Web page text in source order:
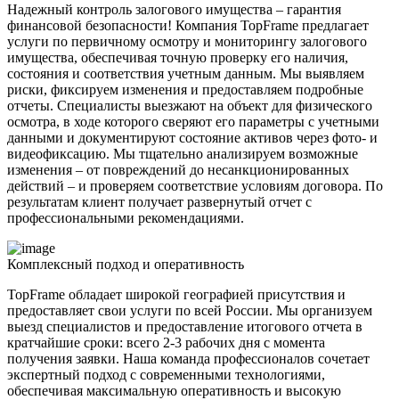
Надежный контроль залогового имущества – гарантия
финансовой безопасности! Компания TopFrame предлагает
услуги по первичному осмотру и мониторингу залогового
имущества, обеспечивая точную проверку его наличия,
состояния и соответствия учетным данным. Мы выявляем
риски, фиксируем изменения и предоставляем подробные
отчеты. Специалисты выезжают на объект для физического
осмотра, в ходе которого сверяют его параметры с учетными
данными и документируют состояние активов через фото- и
видеофиксацию. Мы тщательно анализируем возможные
изменения – от повреждений до несанкционированных
действий – и проверяем соответствие условиям договора. По
результатам клиент получает развернутый отчет с
профессиональными рекомендациями.
Комплексный подход и оперативность
TopFrame обладает широкой географией присутствия и
предоставляет свои услуги по всей России. Мы организуем
выезд специалистов и предоставление итогового отчета в
кратчайшие сроки: всего 2-3 рабочих дня с момента
получения заявки. Наша команда профессионалов сочетает
экспертный подход с современными технологиями,
обеспечивая максимальную оперативность и высокую